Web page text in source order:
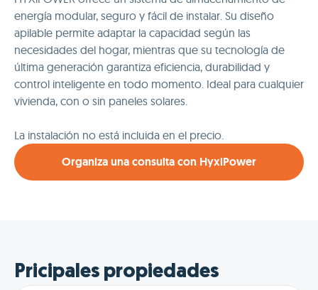
energía modular, seguro y fácil de instalar. Su diseño
apilable permite adaptar la capacidad según las
necesidades del hogar, mientras que su tecnología de
última generación garantiza eficiencia, durabilidad y
control inteligente en todo momento. Ideal para cualquier
vivienda, con o sin paneles solares.
La instalación no está incluida en el precio.
Organiza una consulta con HyxiPower
Pricipales propiedades